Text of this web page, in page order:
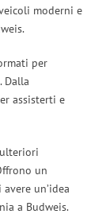
moderni e
per
Dalla
assisterti e
un
un’idea
a Budweis.